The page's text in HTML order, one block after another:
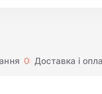
0 Доставка і